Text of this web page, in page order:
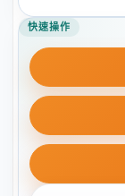
快速操作